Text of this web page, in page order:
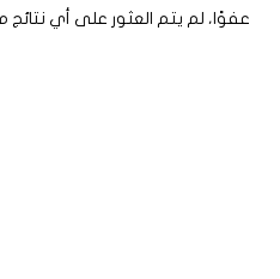
عفوًا، لم يتم العثور على أي نتائج